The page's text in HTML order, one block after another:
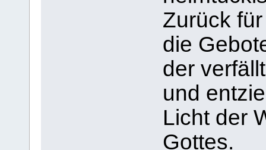
Zurück
die
der
und
Licht der
Gottes.